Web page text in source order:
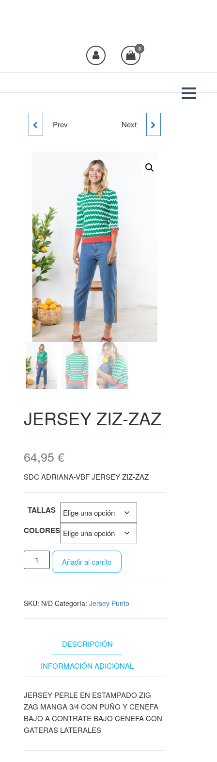
Plural!
0
JERSEY CORAZÓN
Prev CAMISETA MARILYN
Next
JERSEY ZIZ-ZAZ
64,95 €
SDC ADRIANA-VBF JERSEY ZIZ-ZAZ
TALLAS
COLORES
Añadir al carrito
SKU: N/D Categoría: Jersey Punto
DESCRIPCIÓN
INFORMACIÓN ADICIONAL
JERSEY PERLE EN ESTAMPADO ZIG
ZAG MANGA 3/4 CON PUÑO Y CENEFA
BAJO A CONTRATE BAJO CENEFA CON
GATERAS LATERALES